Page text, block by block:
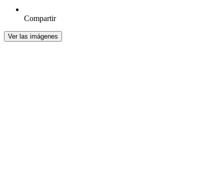
Compartir
Ver las imágenes